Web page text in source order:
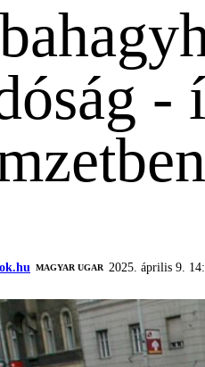
-
MAGYAR UGAR 2025. április 9.